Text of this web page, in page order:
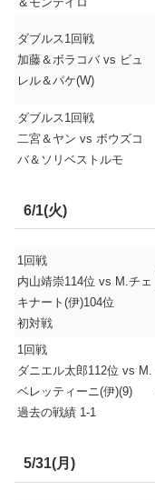
ダブルス1回戦
加藤＆ボラコバ vs ビュ
レル＆パケ(W)
ダブルス1回戦
二宮＆ヤン vs ボウズコ
バ＆ソリベストルモ
6/1(火)
1回戦
内山靖崇114位 vs M.チェ
キナート(伊)104位
初対戦
1回戦
ダニエル太郎112位 vs M.
ベレッティーニ(伊)(9)
過去の戦績 1-1
5/31(月)